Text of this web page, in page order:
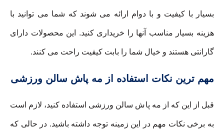
بسیار با کیفیت و با دوام ارائه می شوند که شما می توانید با
هزینه بسیار مناسب آنها را خریداری کنید. این محصولات دارای
گارانتی هستند و خیال شما را بابت کیفیت راحت می کنند.
مهم ترین نکات استفاده از مه پاش سالن ورزشی
قبل از این که از مه پاش سالن ورزشی استفاده کنید، لازم است
به برخی نکات مهم در این زمینه توجه داشته باشید. در حالی که